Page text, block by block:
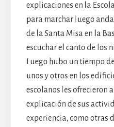
explicaciones en la
para marchar luego
de la Santa Misa en la
escuchar el canto de los
Luego hubo un tiempo
unos y otros en los
escolanos les ofrecieron
explicación de sus
experiencia, como otras